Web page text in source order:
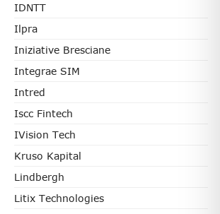
IDNTT
Ilpra
Iniziative Bresciane
Integrae SIM
Intred
Iscc Fintech
IVision Tech
Kruso Kapital
Lindbergh
Litix Technologies